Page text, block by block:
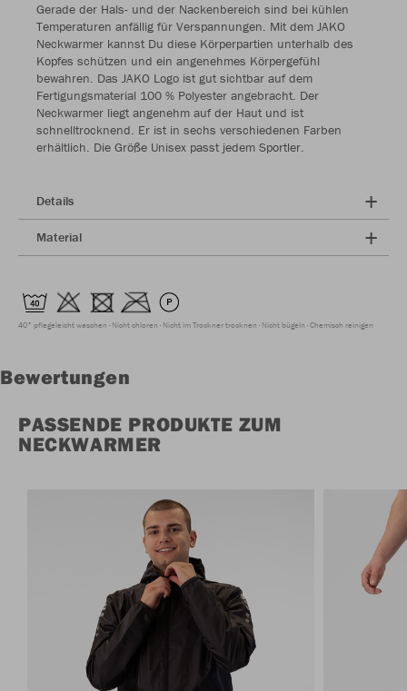
Gerade der Hals- und der Nackenbereich sind bei kühlen
Temperaturen anfällig für Verspannungen. Mit dem JAKO
Neckwarmer kannst Du diese Körperpartien unterhalb des
Kopfes schützen und ein angenehmes Körpergefühl
bewahren. Das JAKO Logo ist gut sichtbar auf dem
Fertigungsmaterial 100 % Polyester angebracht. Der
Neckwarmer liegt angenehm auf der Haut und ist
schnelltrocknend. Er ist in sechs verschiedenen Farben
erhältlich. Die Größe Unisex passt jedem Sportler.
Details
Material
40° pflegeleicht waschen Nicht chloren Nicht im Trockner trocknen Nicht bügeln Chemisch reinigen
Bewertungen
PASSENDE PRODUKTE ZUM
NECKWARMER